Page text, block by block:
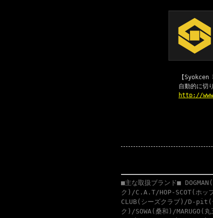
【Syokcen
自動的に切
http://
■主な取扱ブランド■
ク)/C.A.T/HOP-SCOT(ホ
CLUB(シーズクラブ)/D-pit(
ク)/SOWA(桑和)/MARUGO(